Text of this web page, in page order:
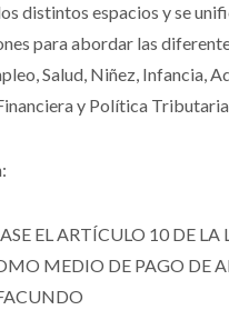
distintos espacios y se
para abordar las
Salud, Niñez, Infancia,
y Política
EL ARTÍCULO 10 DE LA
MEDIO DE PAGO DE